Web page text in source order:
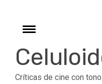
contentToggle
Críticas de cine con